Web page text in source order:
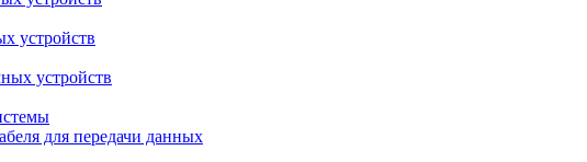
устройств
устройств
для передачи данных